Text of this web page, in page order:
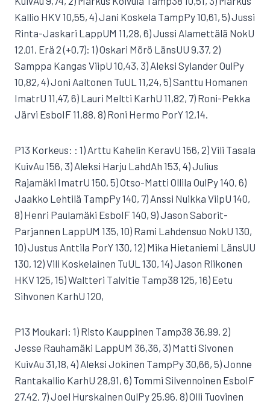
Kallio HKV 10,55, 4) Jani Koskela TampPy 10,61, 5) Jussi
Rinta-Jaskari LappUM 11,28, 6) Jussi Alamettälä NokU
12,01, Erä 2 (+0,7): 1) Oskari Mörö LänsUU 9,37, 2)
Samppa Kangas ViipU 10,43, 3) Aleksi Sylander OulPy
10,82, 4) Joni Aaltonen TuUL 11,24, 5) Santtu Homanen
ImatrU 11,47, 6) Lauri Meltti KarhU 11,82, 7) Roni-Pekka
Järvi EsboIF 11,88, 8) Roni Hermo PorY 12,14.
P13 Korkeus: : 1) Arttu Kahelin KeravU 156, 2) Vili Tasala
KuivAu 156, 3) Aleksi Harju LahdAh 153, 4) Julius
Rajamäki ImatrU 150, 5) Otso-Matti Ollila OulPy 140, 6)
Jaakko Lehtilä TampPy 140, 7) Anssi Nuikka ViipU 140,
8) Henri Paulamäki EsboIF 140, 9) Jason Saborit-
Parjannen LappUM 135, 10) Rami Lahdensuo NokU 130,
10) Justus Anttila PorY 130, 12) Mika Hietaniemi LänsUU
130, 12) Vili Koskelainen TuUL 130, 14) Jason Riikonen
HKV 125, 15) Waltteri Talvitie Tamp38 125, 16) Eetu
Sihvonen KarhU 120,
P13 Moukari: 1) Risto Kauppinen Tamp38 36,99, 2)
Jesse Rauhamäki LappUM 36,36, 3) Matti Sivonen
KuivAu 31,18, 4) Aleksi Jokinen TampPy 30,66, 5) Jonne
Rantakallio KarhU 28,91, 6) Tommi Silvennoinen EsboIF
27,42, 7) Joel Hurskainen OulPy 25,96, 8) Olli Tuovinen